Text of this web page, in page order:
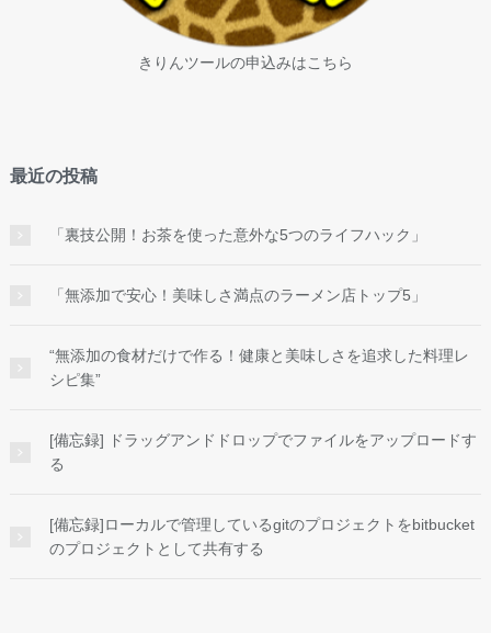
きりんツールの申込みはこちら
最近の投稿
「裏技公開！お茶を使った意外な5つのライフハック」
「無添加で安心！美味しさ満点のラーメン店トップ5」
“無添加の食材だけで作る！健康と美味しさを追求した料理レ
シピ集”
[備忘録] ドラッグアンドドロップでファイルをアップロードす
る
[備忘録]ローカルで管理しているgitのプロジェクトをbitbucket
のプロジェクトとして共有する